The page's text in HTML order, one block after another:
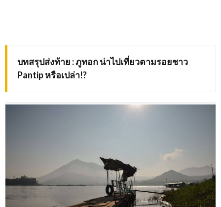
บทสรุปส่งท้าย :ภูทอก น่าไปเที่ยวตามรอยชาว
Pantipหรือเปล่า!?